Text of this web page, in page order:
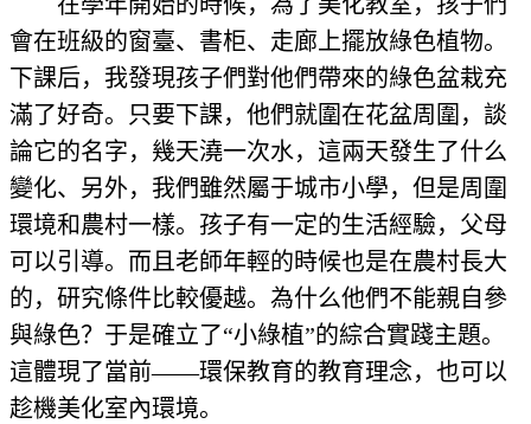
會在班級的窗臺、書柜、走廊上擺放綠色植物。
下課后，我發現孩子們對他們帶來的綠色盆栽充
滿了好奇。只要下課，他們就圍在花盆周圍，談
論它的名字，幾天澆一次水，這兩天發生了什么
變化、另外，我們雖然屬于城市小學，但是周圍
環境和農村一樣。孩子有一定的生活經驗，父母
可以引導。而且老師年輕的時候也是在農村長大
的，研究條件比較優越。為什么他們不能親自參
與綠色？于是確立了“小綠植”的綜合實踐主題。
這體現了當前——環保教育的教育理念，也可以
趁機美化室內環境。